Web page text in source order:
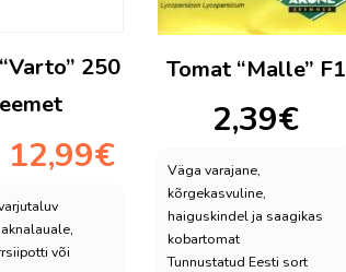
250
Algne
hind
15,99€.
12,99€hind
12,99€.
või
Tomat “Malle” F1
2,39€
Väga varajane,
kõrgekasvuline,
haiguskindel ja saagikas
kobartomat
Tunnustatud Eesti sort